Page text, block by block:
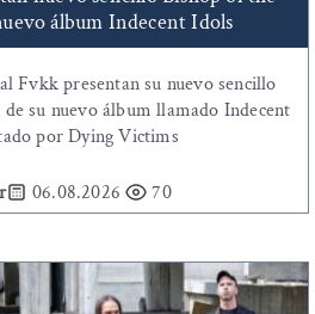
álbum Indecent Idols
Fvkk presentan su nuevo sencillo
su nuevo álbum llamado Indecent
por Dying Victims
06.08.2026 70